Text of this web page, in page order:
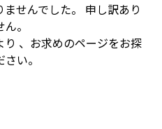
せんでした。 申し訳あり
ん。
り 、お求めのページをお探
い。